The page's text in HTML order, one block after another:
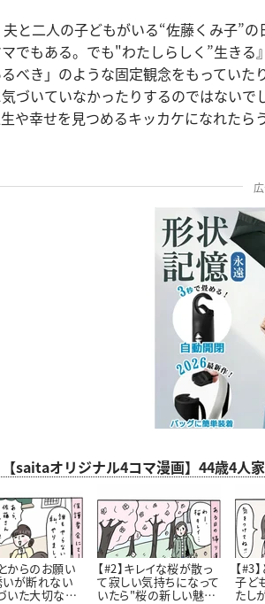
と二人の子どもがいる“佐藤くみ子”
でもある。でも"わたしらしく”生き
べき」のような固定観念をもってい
づいていなかったりするのではない
や幸せを見つめるキッカケになれたら
saitaオリジナル4コマ漫画】44歳4人
からのお願い
いが断れない
いた大切なこ
【#2】キレイな桜が散っ
て寂しい気持ちになって
いたら"桜の新しい魅
【#3
子ど
たしが